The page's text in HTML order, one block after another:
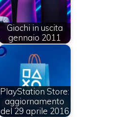
Giochi in uscita
gennaio 2011
PlayStation Store:
aggiornamento
del 29 aprile 2016